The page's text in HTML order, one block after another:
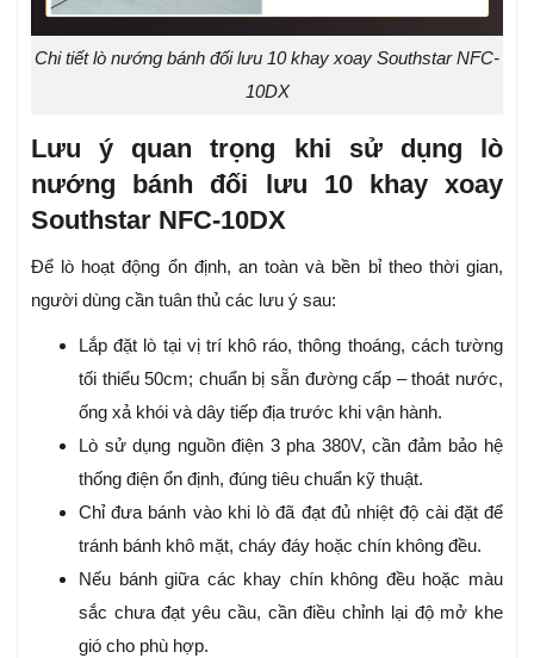
Chi tiết lò nướng bánh đối lưu 10 khay xoay Southstar NFC-
10DX
Lưu ý quan trọng khi sử dụng lò
nướng bánh đối lưu 10 khay xoay
Southstar NFC-10DX
Để lò hoạt động ổn định, an toàn và bền bỉ theo thời gian,
người dùng cần tuân thủ các lưu ý sau:
Lắp đặt lò tại vị trí khô ráo, thông thoáng, cách tường
tối thiểu 50cm; chuẩn bị sẵn đường cấp – thoát nước,
ống xả khói và dây tiếp địa trước khi vận hành.
Lò sử dụng nguồn điện 3 pha 380V, cần đảm bảo hệ
thống điện ổn định, đúng tiêu chuẩn kỹ thuật.
Chỉ đưa bánh vào khi lò đã đạt đủ nhiệt độ cài đặt để
tránh bánh khô mặt, cháy đáy hoặc chín không đều.
Nếu bánh giữa các khay chín không đều hoặc màu
sắc chưa đạt yêu cầu, cần điều chỉnh lại độ mở khe
gió cho phù hợp.